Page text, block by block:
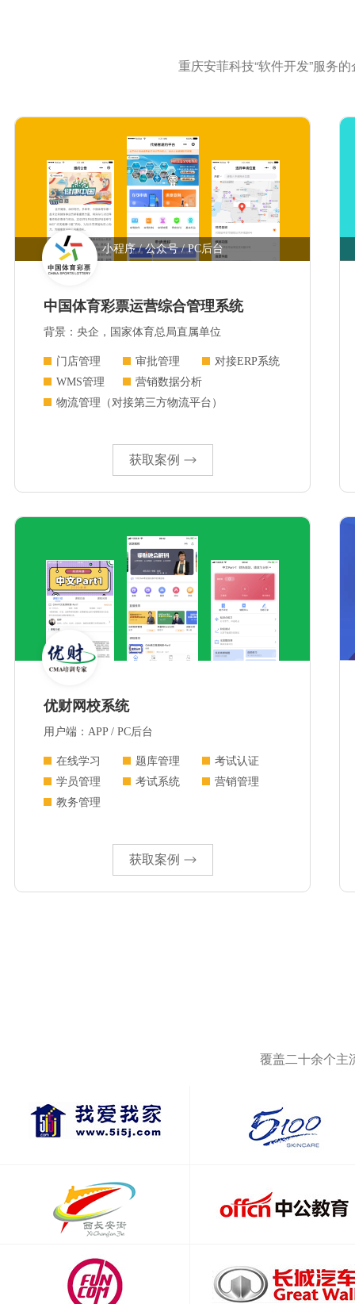
重庆安菲科技“软件开发”服务
小程序 / 公众号 / PC后台
中国体育彩票运营综合管理系统
背景：央企，国家体育总局直属单位
门店管理 审批管理
对接ERP系统
WMS管理
营销数据分析
物流管理（对接第三方物流平台）
获取案例
优财网校系统
用户端：APP / PC后台
在线学习 题库管理
考试认证
学员管理
考试系统
营销管理
教务管理
获取案例
覆盖二十余个主